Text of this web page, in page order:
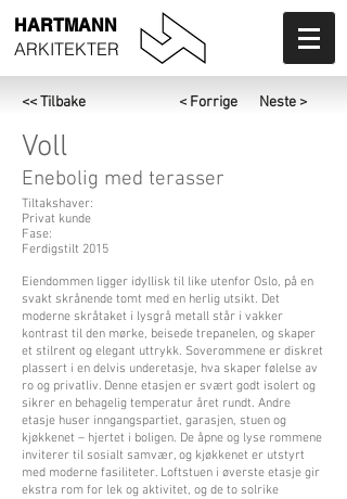
HARTMANN
ARKITEKTER
<< Tilbake < Forrige Neste >
Voll
Enebolig med terasser
Tiltakshaver:
Privat kunde
Fase:
Ferdigstilt 2015
Eiendommen ligger idyllisk til like utenfor Oslo, på en
svakt skrånende tomt med en herlig utsikt. Det
moderne skråtaket i lysgrå metall står i vakker
kontrast til den mørke, beisede trepanelen, og skaper
et stilrent og elegant uttrykk. Soverommene er diskret
plassert i en delvis underetasje, hva skaper følelse av
ro og privatliv. Denne etasjen er svært godt isolert og
sikrer en behagelig temperatur året rundt. Andre
etasje huser inngangspartiet, garasjen, stuen og
kjøkkenet – hjertet i boligen. De åpne og lyse rommene
inviterer til sosialt samvær, og kjøkkenet er utstyrt
med moderne fasiliteter. Loftstuen i øverste etasje gir
ekstra rom for lek og aktivitet, og de to solrike